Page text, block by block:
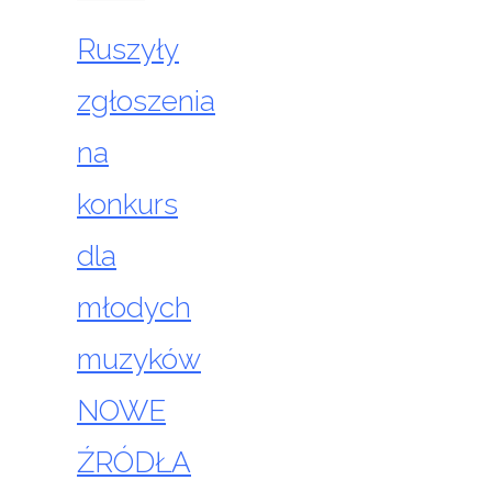
Ruszyły
zgłoszenia
na
konkurs
dla
młodych
muzyków
NOWE
ŹRÓDŁA